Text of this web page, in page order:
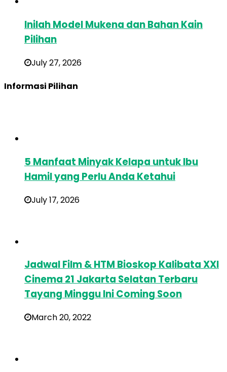
Inilah Model Mukena dan Bahan Kain
Pilihan
July 27, 2026
Informasi Pilihan
5 Manfaat Minyak Kelapa untuk Ibu
Hamil yang Perlu Anda Ketahui
July 17, 2026
Jadwal Film & HTM Bioskop Kalibata XXI
Cinema 21 Jakarta Selatan Terbaru
Tayang Minggu Ini Coming Soon
March 20, 2022